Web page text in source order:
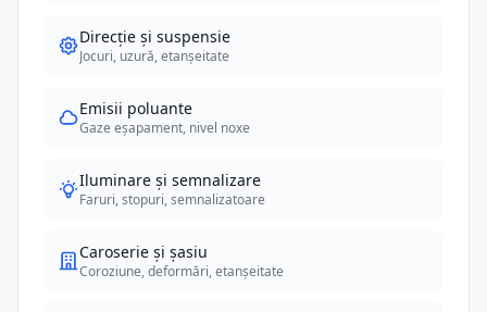
Direcție și suspensie
Jocuri, uzură, etanșeitate
Emisii poluante
Gaze eșapament, nivel noxe
Iluminare și semnalizare
Faruri, stopuri, semnalizatoare
Caroserie și șasiu
Coroziune, deformări, etanșeitate